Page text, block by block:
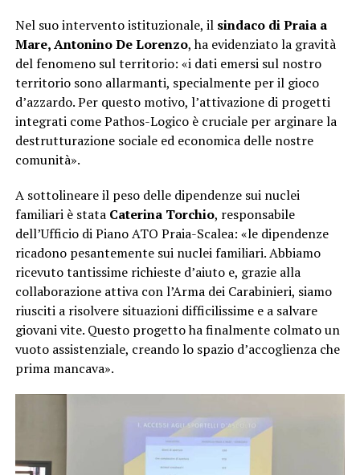
Nel suo intervento istituzionale, il sindaco di Praia a
Mare, Antonino De Lorenzo, ha evidenziato la gravità
del fenomeno sul territorio: «i dati emersi sul nostro
territorio sono allarmanti, specialmente per il gioco
d’azzardo. Per questo motivo, l’attivazione di progetti
integrati come Pathos-Logico è cruciale per arginare la
destrutturazione sociale ed economica delle nostre
comunità».
A sottolineare il peso delle dipendenze sui nuclei
familiari è stata Caterina Torchio, responsabile
dell’Ufficio di Piano ATO Praia-Scalea: «le dipendenze
ricadono pesantemente sui nuclei familiari. Abbiamo
ricevuto tantissime richieste d’aiuto e, grazie alla
collaborazione attiva con l’Arma dei Carabinieri, siamo
riusciti a risolvere situazioni difficilissime e a salvare
giovani vite. Questo progetto ha finalmente colmato un
vuoto assistenziale, creando lo spazio d’accoglienza che
prima mancava».